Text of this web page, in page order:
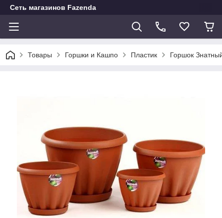
Сеть магазинов Fazenda
Товары Горшки и Кашпо Пластик Горшок